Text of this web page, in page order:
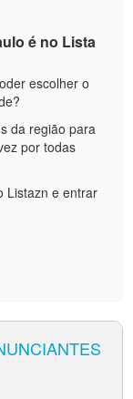
é no Lista
escolher o
da região para
por todas
Listazn e entrar